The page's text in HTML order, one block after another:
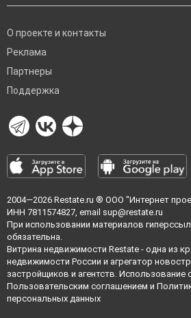
О проекте и контакты
Реклама
Партнеры
Поддержка
2004—2026 Restate.ru ® ООО "Интернет
ИНН 7811574827, email sup@restate.ru
При использовании материалов
обязательна.
Витрина недвижимости Restate - одна из
недвижимости России и агрегатор
застройщиков и агентств. Использование
Пользовательским соглашением и
персональных данных